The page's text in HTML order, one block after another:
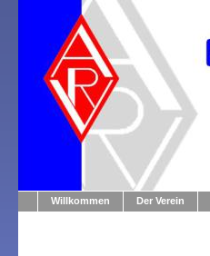
Willkommen Der Verein